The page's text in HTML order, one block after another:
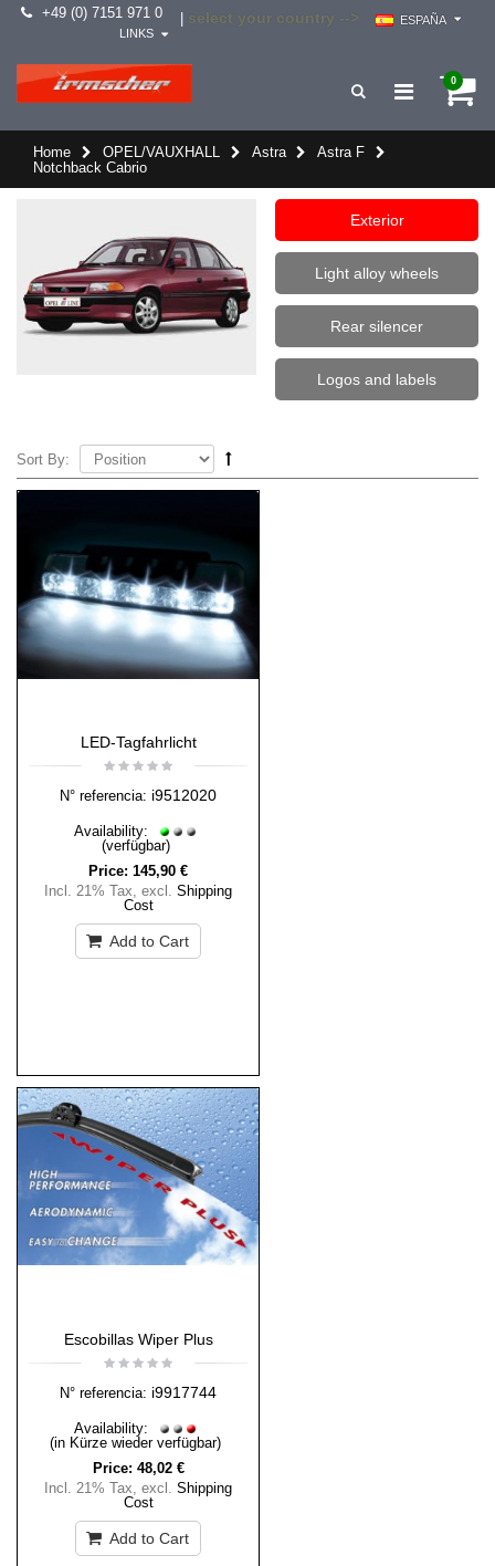
+49 (0) 7151 971 0 select your country -->
ESPAÑA
LINKS
0
Home OPEL/VAUXHALL Astra
Astra F
Notchback Cabrio
Exterior
Light alloy wheels
Rear silencer
Logos and labels
Sort By:
LED-Tagfahrlicht
N° referencia: i9512020
Availability:
(verfügbar)
Price: 145,90 €
Incl. 21% Tax, excl. Shipping
Cost
Add to Cart
Escobillas Wiper Plus
N° referencia: i9917744
Availability:
(in Kürze wieder verfügbar)
Price: 48,02 €
Incl. 21% Tax, excl. Shipping
Cost
Add to Cart